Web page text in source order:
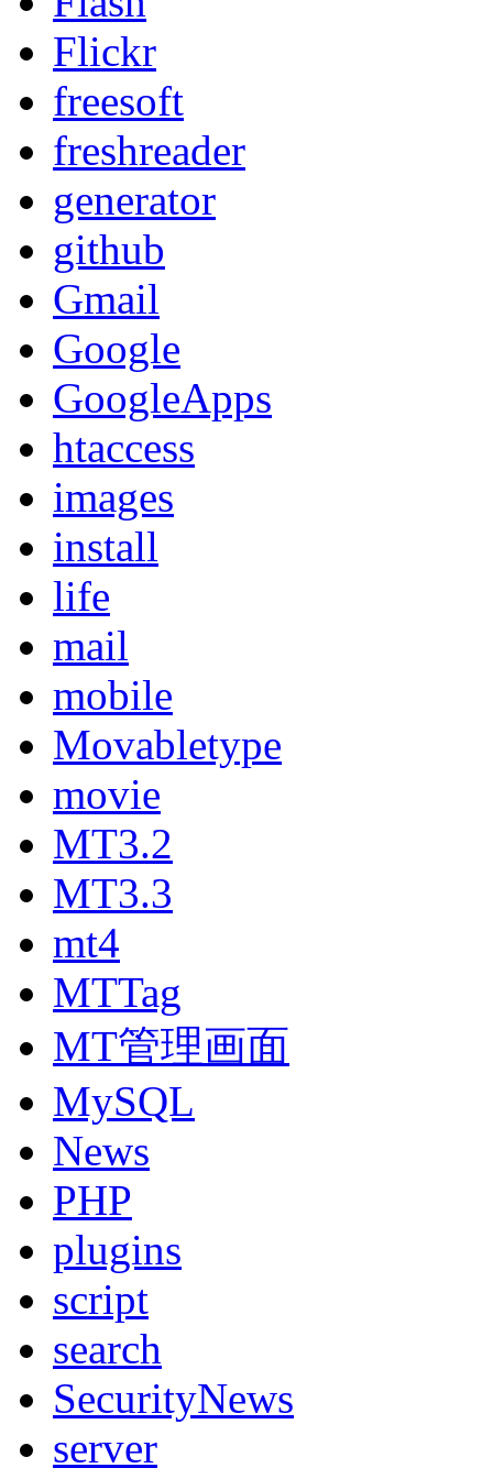
Flickr
freesoft
freshreader
generator
github
Gmail
Google
GoogleApps
htaccess
images
install
life
mail
mobile
Movabletype
movie
MT3.2
MT3.3
mt4
MTTag
MT管理画面
MySQL
News
PHP
plugins
script
search
SecurityNews
server